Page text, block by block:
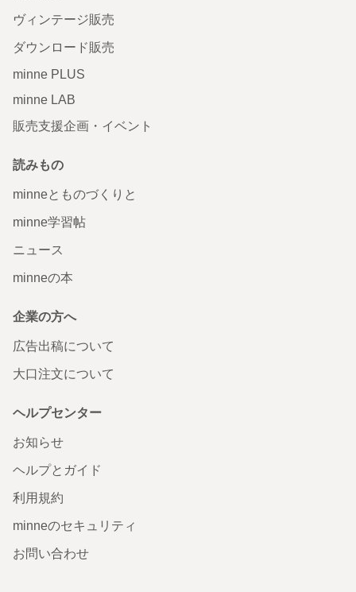
ヴィンテージ販売
ダウンロード販売
minne PLUS
minne LAB
販売支援企画・イベント
読みもの
minneとものづくりと
minne学習帖
ニュース
minneの本
企業の方へ
広告出稿について
大口注文について
ヘルプセンター
お知らせ
ヘルプとガイド
利用規約
minneのセキュリティ
お問い合わせ